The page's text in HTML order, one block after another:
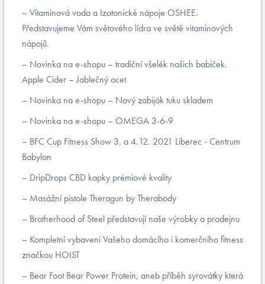
Vitaminová voda a Izotonické nápoje OSHEE.
Představujeme Vám světového lídra ve světě vitaminových
nápojů.
Novinka na e-shopu – tradiční všelék našich babiček.
Apple Cider – Jablečný ocet
Novinka na e-shopu – Nový zabiják tuku skladem
Novinka na e-shopu – OMEGA 3-6-9
BFC Cup Fitness Show 3. a 4.12. 2021 Liberec - Centrum
Babylon
DripDrops CBD kapky prémiové kvality
Masážní pistole Theragun by Therabody
Brotherhood of Steel představují naše výrobky a prodejnu
Kompletní vybavení Vašeho domácího i komerčního fitness
značkou HOIST
Bear Foot Bear Power Protein, aneb příběh syrovátky která